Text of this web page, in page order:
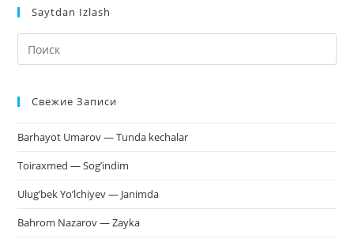
Saytdan Izlash
Свежие Записи
Barhayot Umarov — Tunda kechalar
Toiraxmed — Sog’indim
Ulug’bek Yo’lchiyev — Janimda
Bahrom Nazarov — Zayka